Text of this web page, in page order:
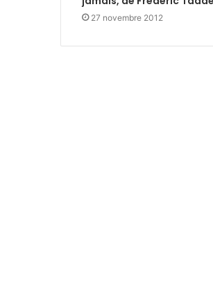
27 novembre 2012